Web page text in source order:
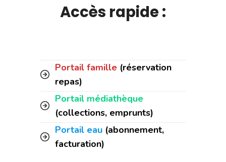
Accès rapide :
Portail famille (réservation
repas)
Portail médiathèque
(collections, emprunts)
Portail eau (abonnement,
facturation)